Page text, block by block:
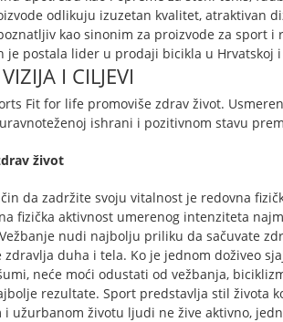
odlikuju izuzetan kvalitet, atraktivan
kao sinonim za proizvode za sport
je postala lider u prodaji bicikla u
I CILJEVI
Fit for life promoviše zdrav život.
ishrani i pozitivnom stavu
život
da zadržite svoju vitalnost je redovna
fizička aktivnost umerenog intenziteta
nudi najbolju priliku da sačuvate
zdravlja duha i tela. Ko je jednom doživeo
neće moći odustati od vežbanja,
rezultate. Sport predstavlja stil života
i užurbanom životu ljudi ne žive aktivno,